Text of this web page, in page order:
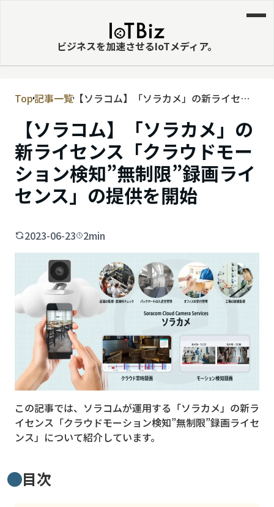
ビジネスを加速させるIoTメディア。
MVNE
エッジ
LPWA
DaaS
IaaS
ビッグデータ
MVNO
スマート漁業
クラウド
M2M
VPN
スマート農業
Top記事一覧 【ソラコム】「ソラカメ」の新ライセン
画ライセンス」の提供を開始
【ソラコム】「ソラカメ」の
新ライセンス「クラウドモー
ション検知”無制限”録画ライ
センス」の提供を開始
2023-06-23 2min
この記事では、ソラコムが運用する「ソラカメ」の新ラ
イセンス「クラウドモーション検知”無制限”録画ライセ
ンス」について紹介しています。
目次